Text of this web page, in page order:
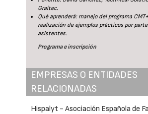
Graitec.
Qué aprenderá: manejo del programa
realización de ejemplos prácticos por
asistentes.
Programa e inscripción
EMPRESAS O ENTIDADES
RELACIONADAS
Hispalyt - Asociación Española de